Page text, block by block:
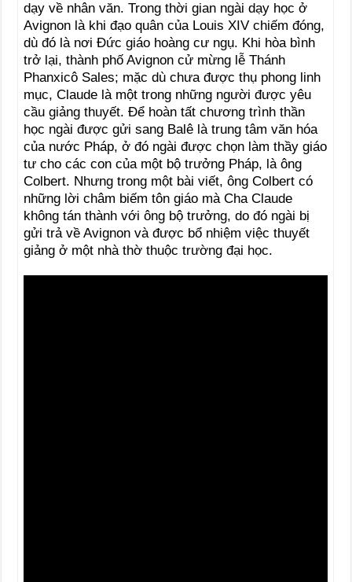
dạy về nhân văn. Trong thời gian ngài dạy học ở
Avignon là khi đạo quân của Louis XIV chiếm đóng,
dù đó là nơi Đức giáo hoàng cư ngụ. Khi hòa bình
trở lại, thành phố Avignon cử mừng lễ Thánh
Phanxicô Sales; mặc dù chưa được thụ phong linh
mục, Claude là một trong những người được yêu
cầu giảng thuyết. Ðể hoàn tất chương trình thần
học ngài được gửi sang Balê là trung tâm văn hóa
của nước Pháp, ở đó ngài được chọn làm thầy giáo
tư cho các con của một bộ trưởng Pháp, là ông
Colbert. Nhưng trong một bài viết, ông Colbert có
những lời châm biếm tôn giáo mà Cha Claude
không tán thành với ông bộ trưởng, do đó ngài bị
gửi trả về Avignon và được bổ nhiệm việc thuyết
giảng ở một nhà thờ thuộc trường đại học.